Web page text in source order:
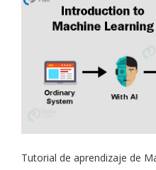
Tutorial de aprendizaje de